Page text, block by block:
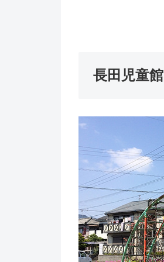
長田児童館